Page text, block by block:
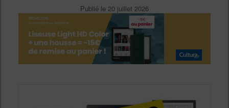
Publié le 20 juillet 2026